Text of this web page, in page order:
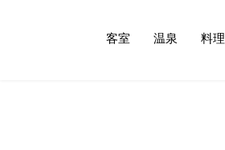
客室 温泉 料理